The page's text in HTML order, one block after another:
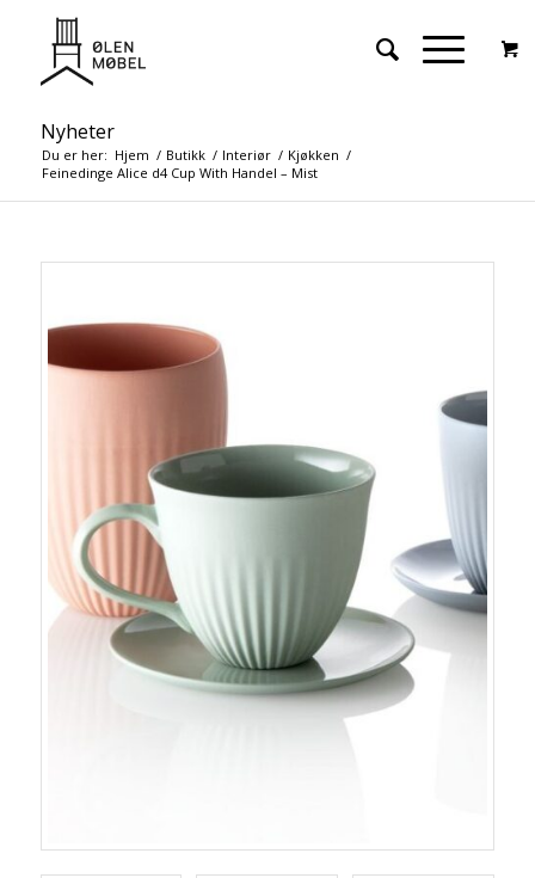
Nyheter
Du er her: Hjem / Butikk / Interiør / Kjøkken /
Feinedinge Alice d4 Cup With Handel – Mist